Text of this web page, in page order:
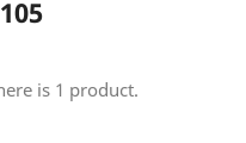
is 1 product.